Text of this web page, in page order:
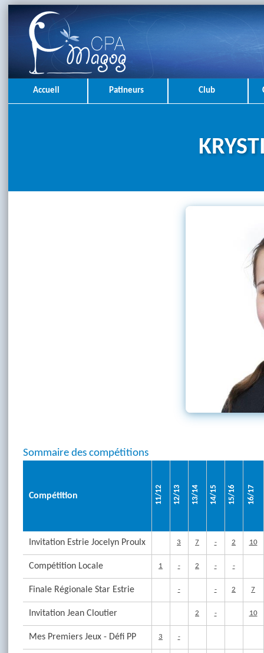
Accueil Patineurs Club
Sommaire des compétitions
Compétition 11/12 12/13 13/14 14/15 15/16 16/17
Invitation Estrie Jocelyn Proulx 3 7 - 2 10
Compétition Locale 1 - 2 - -
Finale Régionale Star Estrie - - 2 7
Invitation Jean Cloutier 2 - 10
Mes Premiers Jeux - Défi PP 3 -